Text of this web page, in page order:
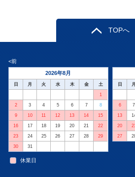
TOPへ
<前
2026年8月
日 月 火 水 木 金 土
1
2 3 4 5 6 7 8
9 10 11 12 13 14 15
16 17 18 19 20 21 22
23 24 25 26 27 28 29
30 31
日 月
6 7
13
20 21
27
休業日